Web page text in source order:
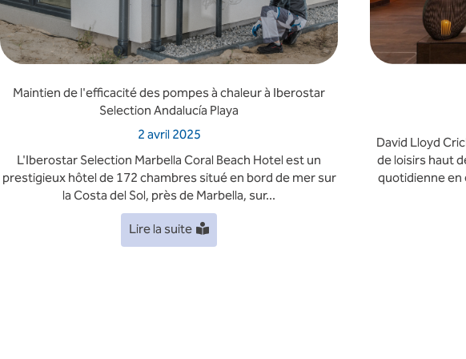
Maintien de l'efficacité des pompes à chaleur à Iberostar
Selection Andalucía Playa
2 avril 2025
L'Iberostar Selection Marbella Coral Beach Hotel est un
prestigieux hôtel de 172 chambres situé en bord de mer sur
la Costa del Sol, près de Marbella, sur...
Lire la suite
David Lloyd
de loisirs haut
quotidienne en